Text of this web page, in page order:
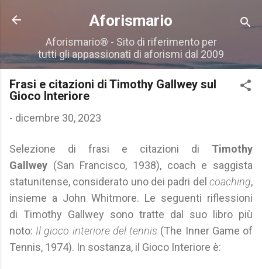
Passa ai contenuti principali
Aforismario
Aforismario® - Sito di riferimento per
tutti gli appassionati di aforismi dal 2009
Frasi e citazioni di Timothy Gallwey sul
Gioco Interiore
- dicembre 30, 2023
Selezione di frasi e citazioni di Timothy
Gallwey (San Francisco, 1938), coach e saggista
statunitense, considerato uno dei padri del coaching,
insieme a John Whitmore. Le seguenti riflessioni
di Timothy Gallwey sono tratte dal suo libro più
noto: Il gioco interiore del tennis (The Inner Game of
Tennis, 1974). In sostanza, il Gioco Interiore è: